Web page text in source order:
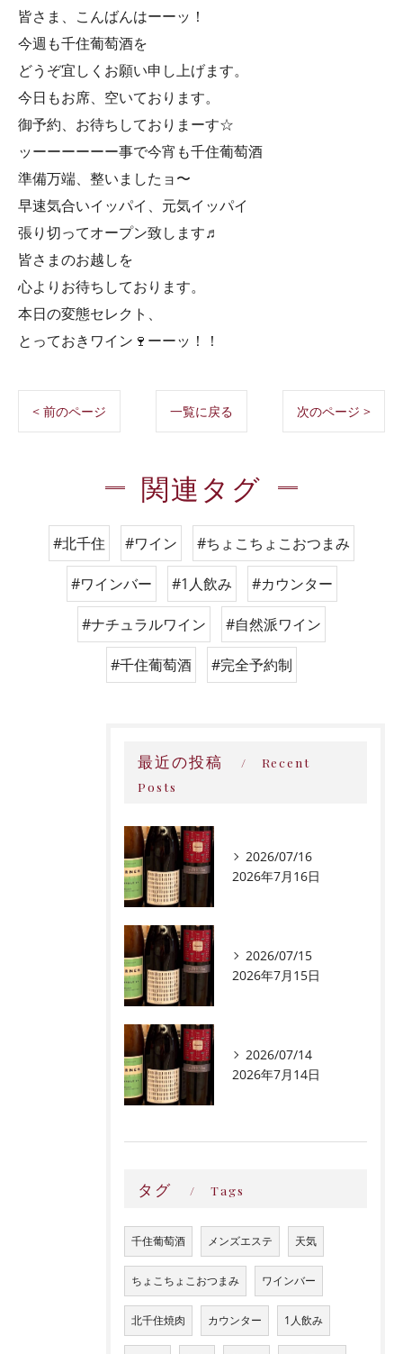
皆さま、こんばんはーーッ！
今週も千住葡萄酒を
どうぞ宜しくお願い申し上げます。
今日もお席、空いております。
御予約、お待ちしておりまーす☆
ッーーーーーー事で今宵も千住葡萄酒
準備万端、整いましたョ〜
早速気合いイッパイ、元気イッパイ
張り切ってオープン致します♬
皆さまのお越しを
心よりお待ちしております。
本日の変態セレクト、
とっておきワイン🍷ーーッ！！
< 前のページ 一覧に戻る 次のページ >
関連タグ
#北千住 #ワイン #ちょこちょこおつまみ
#ワインバー #1人飲み #カウンター
#ナチュラルワイン #自然派ワイン
#千住葡萄酒 #完全予約制
最近の投稿
Recent
Posts
2026/07/16
2026年7月16日
2026/07/15
2026年7月15日
2026/07/14
2026年7月14日
タグ Tags
千住葡萄酒 メンズエステ 天気
ちょこちょこおつまみ ワインバー
北千住焼肉 カウンター 1人飲み